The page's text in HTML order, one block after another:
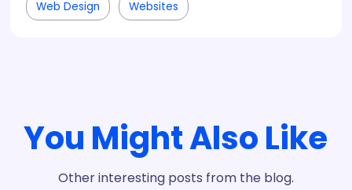
Web Design Websites
You Might Also Like
Other interesting posts from the blog.